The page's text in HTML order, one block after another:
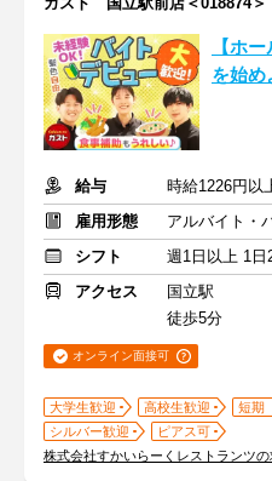
【ホ
を始め
給与
時給1226円以
雇用形態
アルバイト・
シフト
週1日以上 1日
アクセス
国立駅
徒歩5分
オンライン面接可
大学生歓迎 高校生歓迎
短期
シルバー歓迎
ピアス可
株式会社すかいらーくレストランツ